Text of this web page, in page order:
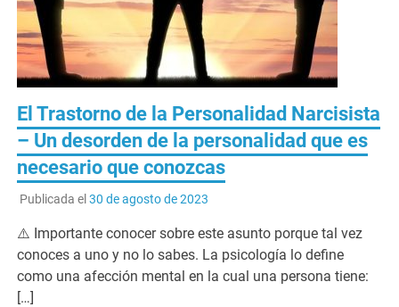
El Trastorno de la Personalidad Narcisista
– Un desorden de la personalidad que es
necesario que conozcas
Publicada el 30 de agosto de 2023
⚠️ Importante conocer sobre este asunto porque tal vez
conoces a uno y no lo sabes. La psicología lo define
como una afección mental en la cual una persona tiene:
[…]